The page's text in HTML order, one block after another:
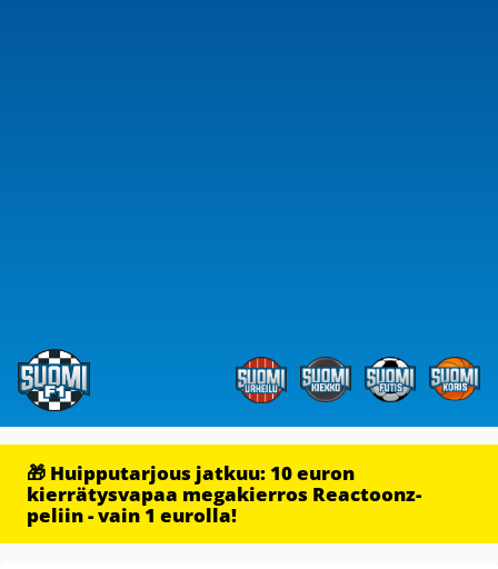
🎁 Huipputarjous jatkuu: 10 euron
kierrätysvapaa megakierros Reactoonz-
peliin - vain 1 eurolla!